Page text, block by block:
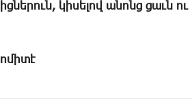
կիսելով անոնց ցաւն ու